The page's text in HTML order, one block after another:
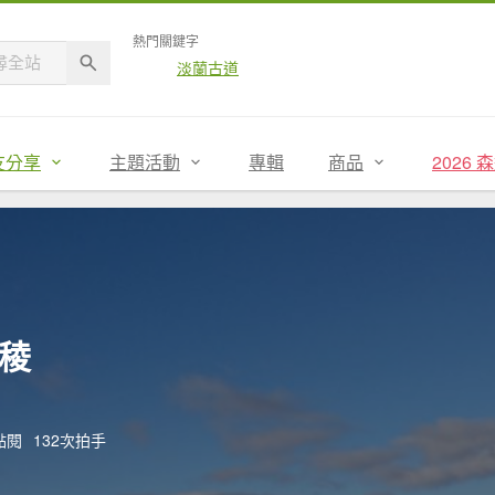
熱門關鍵字
淡蘭古道
分享 主題活動 專輯 商品 2026
閱 132次拍手